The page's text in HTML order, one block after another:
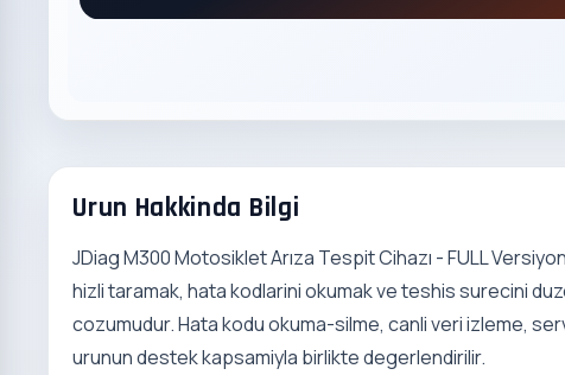
Urun Hakkinda Bilgi
JDiag M300 Motosiklet Arıza Tespit Cihazı - FULL
hizli taramak, hata kodlarini okumak ve teshis surecini
cozumudur. Hata kodu okuma-silme, canli veri izleme,
urunun destek kapsamiyla birlikte degerlendirilir.